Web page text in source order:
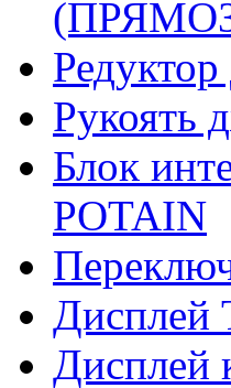
Рукоять
Блок
POTAIN
Дисплей
Дисплей